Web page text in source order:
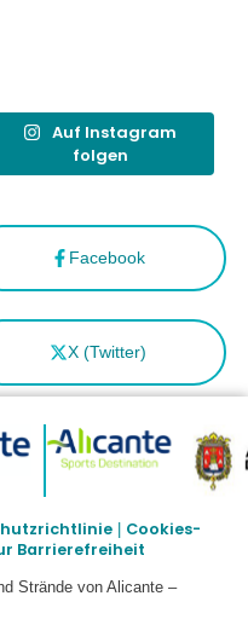
Facebook
X (Twitter)
Auf Instagram
folgen
Cookies-
Barrierefreiheit
Strände von Alicante –